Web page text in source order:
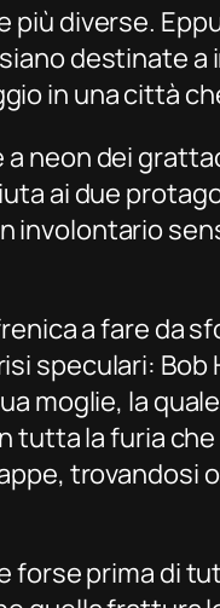
diverse.
destinate
in una città
neon dei
ai due
a fare da
speculari:
moglie, la
la furia
trovandosi
forse prima di